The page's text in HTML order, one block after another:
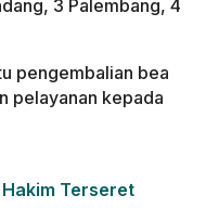
3 Palembang, 4
pengembalian bea
pelayanan kepada
Terseret